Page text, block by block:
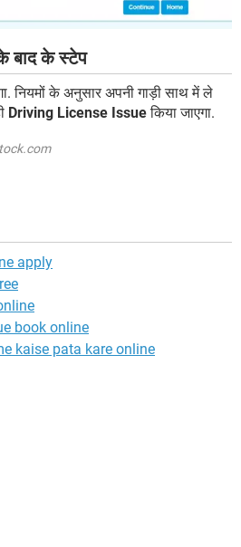
बाद के स्टेप
नियमों के अनुसार अपनी गाड़ी साथ में ले
Driving License Issueकिया जाएगा.
apply
book online
kaise pata kare online